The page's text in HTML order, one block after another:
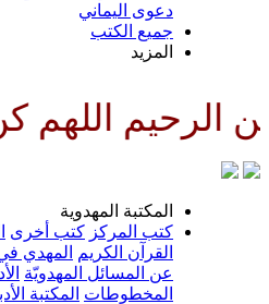
كن لوليك
المهدوية
كتب أخرى البحوث
المهدي في الأحاديث
المسائل المهدويّة الأدعية والزيارات
المكتبة الأدبية دعوى